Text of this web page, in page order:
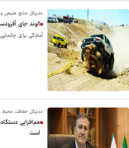
مدیرکل منابع طبیعی
الوند جای
آمادگی برای
مدیرکل حفاظت محیط
هم‌افزایی
است